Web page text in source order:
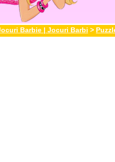
Barbie | Jocuri Barbi >